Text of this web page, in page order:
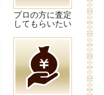
プロの方に査定
してもらいたい